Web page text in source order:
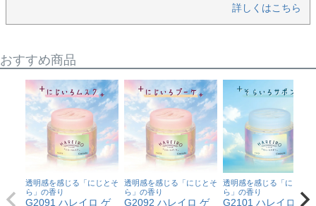
詳しくはこちら
おすすめ商品
透明感を感じる「にじとそ
ら」の香り
G2091 ハレイロ ゲ
透明感を感じる「にじとそ
ら」の香り
G2092 ハレイロ ゲ
透明感を感じる「にじとそ
ら」の香り
G2101 ハレイロ ゲ